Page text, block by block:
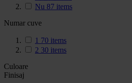
Nu 87 items
Numar cuve
1 70 items
2 30 items
Culoare
Finisaj